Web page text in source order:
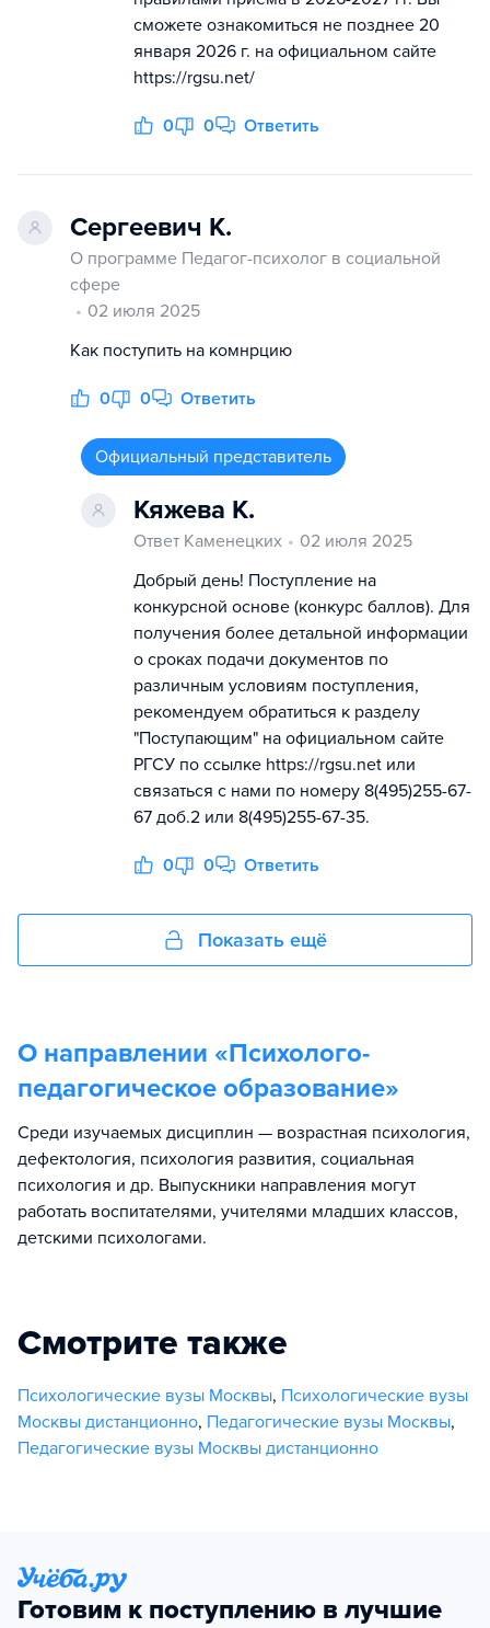
сможете ознакомиться не позднее 20
января 2026 г. на официальном сайте
https://rgsu.net/
0 0 Ответить
Сергеевич К.
О программе Педагог-психолог в социальной
сфере
02 июля 2025
Как поступить на комнрцию
0 0 Ответить
Официальный представитель
Кяжева К.
Ответ Каменецких
02 июля 2025
Добрый день! Поступление на
конкурсной основе (конкурс баллов). Для
получения более детальной информации
о сроках подачи документов по
различным условиям поступления,
рекомендуем обратиться к разделу
"Поступающим" на официальном сайте
РГСУ по ссылке https://rgsu.net или
связаться с нами по номеру 8(495)255-67-
67 доб.2 или 8(495)255-67-35.
0 0 Ответить
Показать ещё
О направлении «Психолого-
педагогическое образование»
Среди изучаемых дисциплин — возрастная психология,
дефектология, психология развития, социальная
психология и др. Выпускники направления могут
работать воспитателями, учителями младших классов,
детскими психологами.
Смотрите также
Психологические вузы Москвы, Психологические вузы
Москвы дистанционно, Педагогические вузы Москвы,
Педагогические вузы Москвы дистанционно
Готовим к поступлению в лучшие